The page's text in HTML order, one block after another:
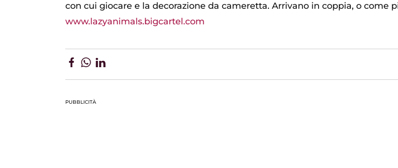
con cui giocare e la decorazione da cameretta. Arrivano in coppia, o come
www.lazyanimals.bigcartel.com
PUBBLICITÀ